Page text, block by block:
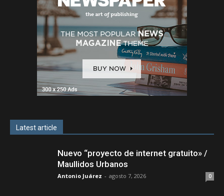
Latest article
Nuevo “proyecto de internet gratuito» /
Maullidos Urbanos
Antonio Juárez - agosto 7, 2026 0